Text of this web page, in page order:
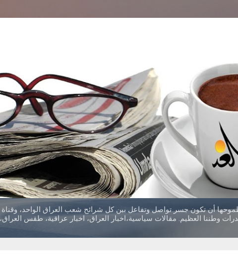
طموحها أن تكون جسر تواصل وتفاعل بين كل شرائح شعب العراق الواحد، وقناة
وطننا العظيم. مقالات سياسية،اخبار العراق، اخبار عراقية، طقس العراق،